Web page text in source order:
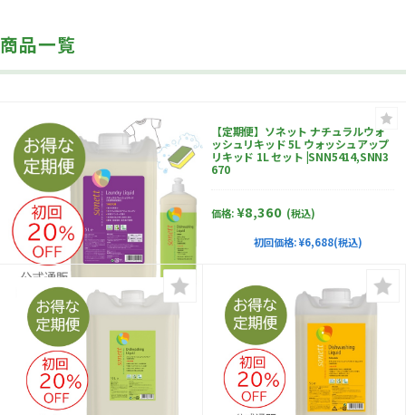
商品一覧
【定期便】ソネット ナチュラルウォ
ッシュリキッド 5L ウォッシュアップ
リキッド 1L セット |SNN5414,SNN3
670
価格:¥8,360 (税込)
初回価格: ¥6,688(税込)